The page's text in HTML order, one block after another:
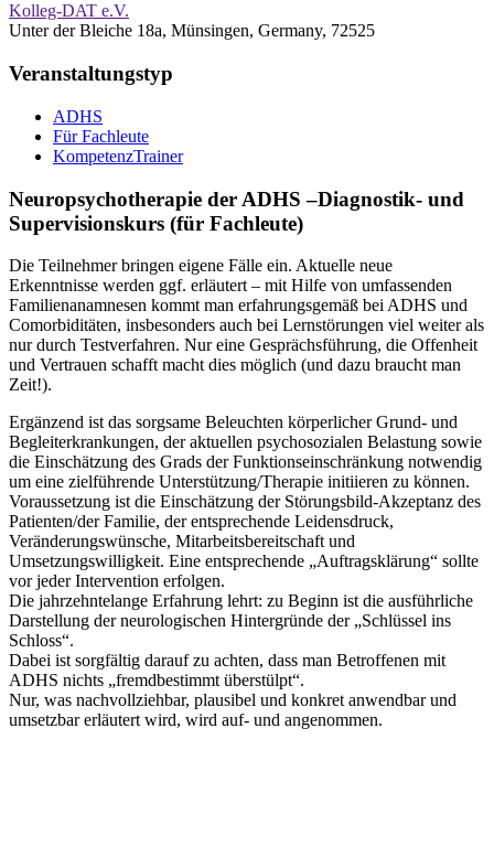
Kolleg-DAT e.V.
Unter der Bleiche 18a, Münsingen, Germany, 72525
Veranstaltungstyp
ADHS
Für Fachleute
KompetenzTrainer
Neuropsychotherapie der ADHS –Diagnostik- und
Supervisionskurs (für Fachleute)
Die Teilnehmer bringen eigene Fälle ein. Aktuelle neue
Erkenntnisse werden ggf. erläutert – mit Hilfe von umfassenden
Familienanamnesen kommt man erfahrungsgemäß bei ADHS und
Comorbiditäten, insbesonders auch bei Lernstörungen viel weiter als
nur durch Testverfahren. Nur eine Gesprächsführung, die Offenheit
und Vertrauen schafft macht dies möglich (und dazu braucht man
Zeit!).
Ergänzend ist das sorgsame Beleuchten körperlicher Grund- und
Begleiterkrankungen, der aktuellen psychosozialen Belastung sowie
die Einschätzung des Grads der Funktionseinschränkung notwendig
um eine zielführende Unterstützung/Therapie initiieren zu können.
Voraussetzung ist die Einschätzung der Störungsbild-Akzeptanz des
Patienten/der Familie, der entsprechende Leidensdruck,
Veränderungswünsche, Mitarbeitsbereitschaft und
Umsetzungswilligkeit. Eine entsprechende „Auftragsklärung“ sollte
vor jeder Intervention erfolgen.
Die jahrzehntelange Erfahrung lehrt: zu Beginn ist die ausführliche
Darstellung der neurologischen Hintergründe der „Schlüssel ins
Schloss“.
Dabei ist sorgfältig darauf zu achten, dass man Betroffenen mit
ADHS nichts „fremdbestimmt überstülpt“.
Nur, was nachvollziehbar, plausibel und konkret anwendbar und
umsetzbar erläutert wird, wird auf- und angenommen.